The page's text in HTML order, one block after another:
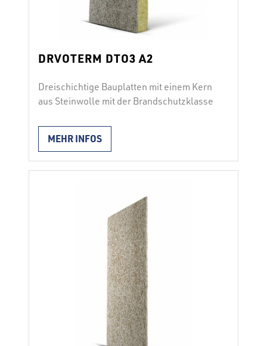
DRVOTERM DTO3 A2
Dreischichtige Bauplatten mit einem Kern
aus Steinwolle mit der Brandschutzklasse
Steinwollsegmenten (die Steinwollfasern
stehen vertikal zur Plattenoberfläche)
und zwei Schichten mineralisierter
Holzwolle zusammen; zementäre
Holzwolle und Kern zu einer kompakten
Einheit. Die Oberfläche bietet eine hohe
mechanische Beständigkeit und eine
ausgezeichnete Haftung auf Mörtel, …
MEHR INFOS